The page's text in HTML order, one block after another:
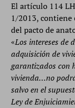
El artículo 114
1/2013, contiene
del pacto de
«Los intereses de
adquisición de
garantizados con
vivienda…no
salvo en el
Ley de